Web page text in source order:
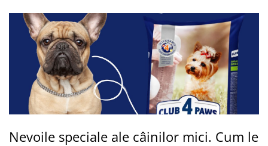
Nevoile speciale ale câinilor mici. Cum le